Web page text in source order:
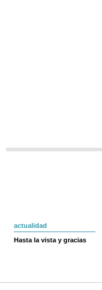
actualidad
Hasta la vista y gracias